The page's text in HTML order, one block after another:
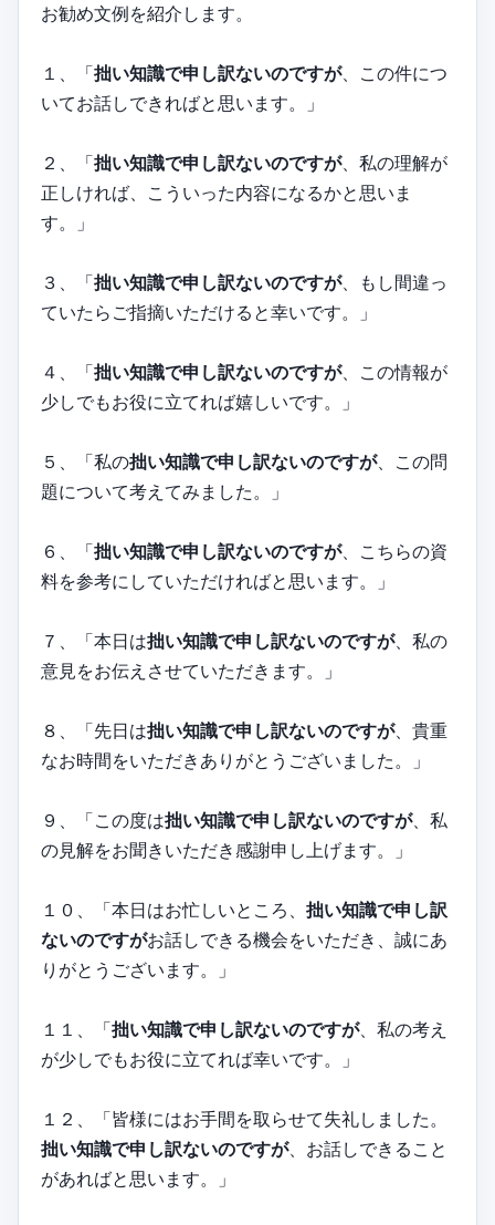
お勧め文例を紹介します。
１、「拙い知識で申し訳ないのですが、この件につ
いてお話しできればと思います。」
２、「拙い知識で申し訳ないのですが、私の理解が
正しければ、こういった内容になるかと思いま
す。」
３、「拙い知識で申し訳ないのですが、もし間違っ
ていたらご指摘いただけると幸いです。」
４、「拙い知識で申し訳ないのですが、この情報が
少しでもお役に立てれば嬉しいです。」
５、「私の拙い知識で申し訳ないのですが、この問
題について考えてみました。」
６、「拙い知識で申し訳ないのですが、こちらの資
料を参考にしていただければと思います。」
７、「本日は拙い知識で申し訳ないのですが、私の
意見をお伝えさせていただきます。」
８、「先日は拙い知識で申し訳ないのですが、貴重
なお時間をいただきありがとうございました。」
９、「この度は拙い知識で申し訳ないのですが、私
の見解をお聞きいただき感謝申し上げます。」
１０、「本日はお忙しいところ、 拙い知識で申し訳
ないのですがお話しできる機会をいただき、誠にあ
りがとうございます。」
１１、「拙い知識で申し訳ないのですが、私の考え
が少しでもお役に立てれば幸いです。」
１２、「皆様にはお手間を取らせて失礼しました。
拙い知識で申し訳ないのですが、お話しできること
があればと思います。」